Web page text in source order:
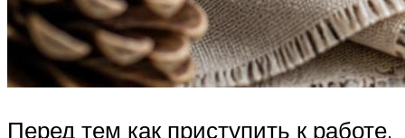
Перед тем как приступить к работе,